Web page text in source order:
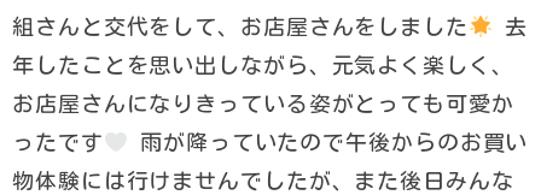
組さんと交代をして、お店屋さんをしました
去
年したことを思い出しながら、元気よく楽しく、
お店屋さんになりきっている姿がとっても可愛か
ったです‎
雨が降っていたので午後からのお買い
物体験には行けませんでしたが、また後日みんな